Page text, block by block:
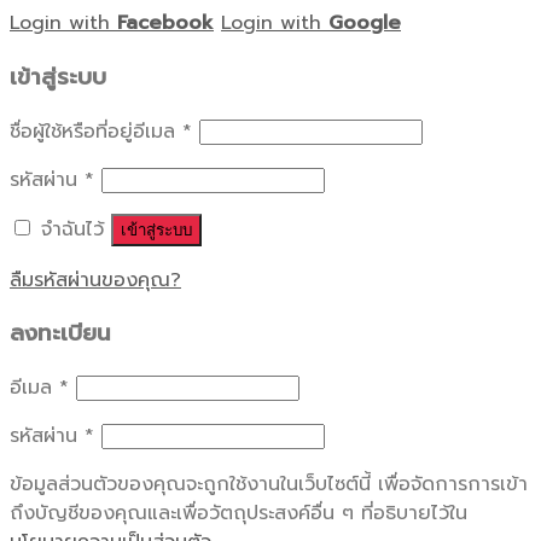
Login withFacebook Login withGoogle
เข้าสู่ระบบ
ชื่อผู้ใช้หรือที่อยู่อีเมล *
รหัสผ่าน *
จำฉันไว้
เข้าสู่ระบบ
ลืมรหัสผ่านของคุณ?
ลงทะเบียน
อีเมล *
รหัสผ่าน *
ข้อมูลส่วนตัวของคุณจะถูกใช้งานในเว็บไซต์นี้ เพื่อจัดการการเข้า
ถึงบัญชีของคุณและเพื่อวัตถุประสงค์อื่น ๆ ที่อธิบายไว้ใน